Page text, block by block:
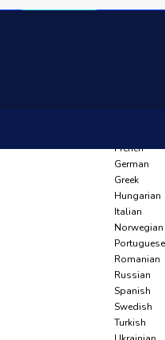
French
German
Greek
Hungarian
Italian
Norwegian
Portuguese
Romanian
Russian
Spanish
Swedish
Turkish